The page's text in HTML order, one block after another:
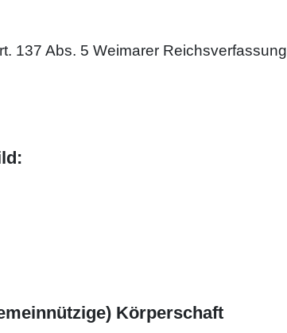
137 Abs. 5 Weimarer Reichsverfassung
Körperschaft